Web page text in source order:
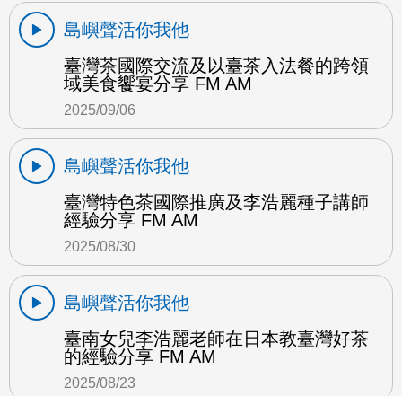
島嶼聲活你我他
臺灣茶國際交流及以臺茶入法餐的跨領
域美食饗宴分享 FM AM
2025/09/06
島嶼聲活你我他
臺灣特色茶國際推廣及李浩麗種子講師
經驗分享 FM AM
2025/08/30
島嶼聲活你我他
臺南女兒李浩麗老師在日本教臺灣好茶
的經驗分享 FM AM
2025/08/23